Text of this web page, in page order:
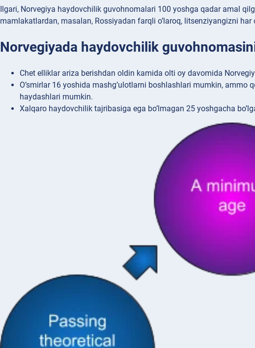
Ilgari, Norvegiya haydovchilik guvohnomalari 100 yoshga qadar amal
mamlakatlardan, masalan, Rossiyadan farqli o’laroq, litsenziyangizni har
Norvegiyada haydovchilik
Chet elliklar ariza berishdan oldin kamida olti oy davomida
O’smirlar 16 yoshida mashg’ulotlarni boshlashlari mumkin, ammo
haydashlari mumkin.
Xalqaro haydovchilik tajribasiga ega bo’lmagan 25 yoshgacha